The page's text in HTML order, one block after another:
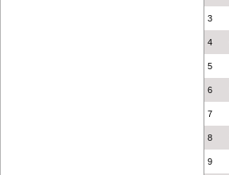
3
4
5
6
7
8
9